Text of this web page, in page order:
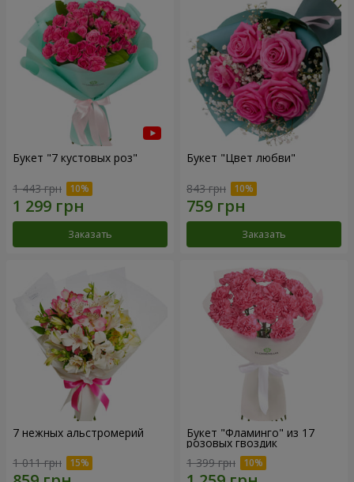
Букет "7 кустовых роз"
1 443 грн
Заказать
Букет "Цвет любви"
843 грн
Заказать
7 нежных альстромерий
1 011 грн
Букет "Фламинго" из 17
розовых гвоздик
1 399 грн